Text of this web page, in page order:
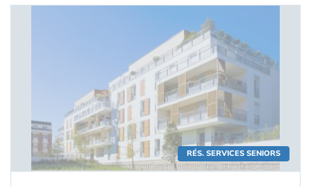
RÉS. SERVICES SENIORS